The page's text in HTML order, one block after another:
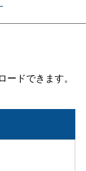
ドできます。